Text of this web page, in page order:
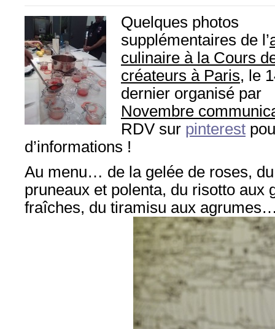
Quelques photos
supplémentaires de l’
culinaire à la Cours
créateurs à Paris, le
dernier organisé par
Novembre
RDV sur pinterest
d’informations !
Au menu… de la gelée de roses,
pruneaux et polenta, du risotto aux
fraîches, du tiramisu aux